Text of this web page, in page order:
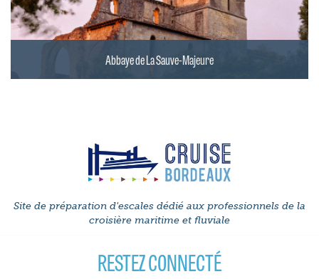
Abbaye de La Sauve-Majeure
Site de préparation d'escales dédié aux professionnels de la
croisière maritime et fluviale
RESTEZ CONNECTÉ